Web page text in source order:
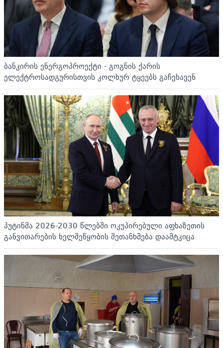
ბანკირის ენერგოპროექტი - გოგნის ქარის
ელექტროსადგურისთვის კოლხურ ტყეებს გაჩეხავენ
პუტინმა 2026-2030 წლებში ოკუპირებული აფხაზეთის
განვითარების ხელშეწყობის შეთანხმება დაამტკიცა